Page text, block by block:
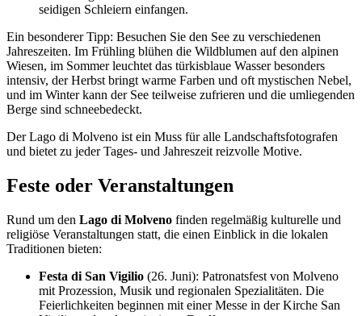
seidigen Schleiern einfangen.
Ein besonderer Tipp: Besuchen Sie den See zu verschiedenen
Jahreszeiten. Im Frühling blühen die Wildblumen auf den alpinen
Wiesen, im Sommer leuchtet das türkisblaue Wasser besonders
intensiv, der Herbst bringt warme Farben und oft mystischen Nebel,
und im Winter kann der See teilweise zufrieren und die umliegenden
Berge sind schneebedeckt.
Der Lago di Molveno ist ein Muss für alle Landschaftsfotografen
und bietet zu jeder Tages- und Jahreszeit reizvolle Motive.
Feste oder Veranstaltungen
Rund um den Lago di Molveno finden regelmäßig kulturelle und
religiöse Veranstaltungen statt, die einen Einblick in die lokalen
Traditionen bieten:
Festa di San Vigilio (26. Juni): Patronatsfest von Molveno
mit Prozession, Musik und regionalen Spezialitäten. Die
Feierlichkeiten beginnen mit einer Messe in der Kirche San